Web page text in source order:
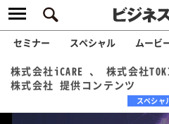
セミナー スペシャル ムービ
株式会社iCARE 、 株式会社
株式会社 提供コンテンツ
スペシャ